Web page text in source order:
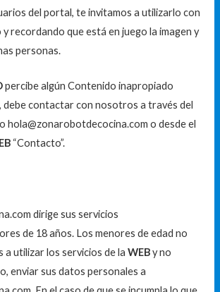
del portal, te invitamos a utilizarlo con
recordando que está en juego la imagen y
personas.
percibe algún Contenido inapropiado
, debe contactar con nosotros a través del
hola@zonarobotdecocina.com o desde el
“Contacto”.
dirige sus servicios
de 18 años. Los menores de edad no
a utilizar los servicios de laWEBy no
enviar sus datos personales a